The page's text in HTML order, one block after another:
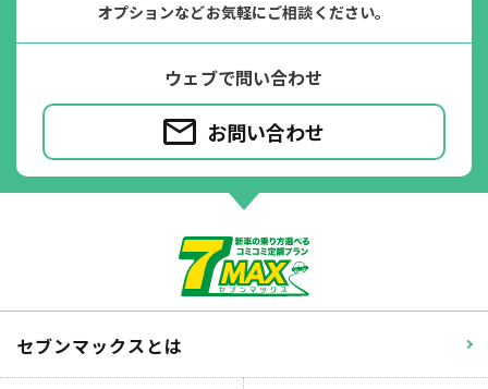
オプションなどお気軽にご相談ください。
ウェブで問い合わせ
お問い合わせ
セブンマックスとは